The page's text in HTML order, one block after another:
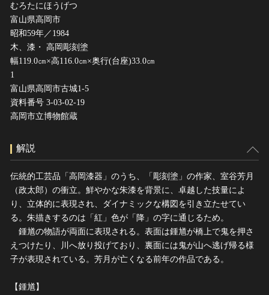
むろたにほうげつ
富山県高岡市
昭和59年／1984
木、漆・ 高岡彫刻塗
幅119.0㎝×高116.0㎝×奥行(台座)33.0㎝
1
富山県高岡市古城1-5
資料番号 3-03-02-19
高岡市立博物館蔵
解説
伝統的工芸品「高岡漆器」のうち、「彫刻塗」の作家、室谷芳月
（政太郎）の衝立。鮮やかな朱漆を背景に、卓越した技量によ
り、立体的に表現され、ダイナミックな構図を引き立たせてい
る。朱描きするのは「紅」色が「降」の字に通じるため。
鍾馗の物語が両面に表現される。表面は鍾馗が橋上で鬼を押さ
えつけたり、川へ放り投げており、裏面には鬼が山へ逃げ帰る様
子が表現されている。芳月が亡くなる前年の作品である。
【鍾馗】